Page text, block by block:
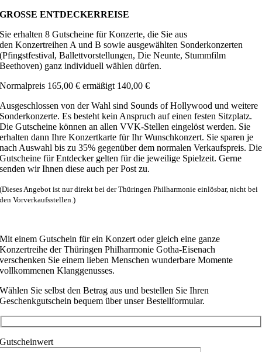
GROSSE ENTDECKERREISE
Sie erhalten 8 Gutscheine für Konzerte, die Sie aus
den Konzertreihen A und B sowie ausgewählten Sonderkonzerten
(Pfingstfestival, Ballettvorstellungen, Die Neunte, Stummfilm
Beethoven) ganz individuell wählen dürfen.
Normalpreis 165,00 € ermäßigt 140,00 €
Ausgeschlossen von der Wahl sind Sounds of Hollywood und weitere
Sonderkonzerte. Es besteht kein Anspruch auf einen festen Sitzplatz.
Die Gutscheine können an allen VVK-Stellen eingelöst werden. Sie
erhalten dann Ihre Konzertkarte für Ihr Wunschkonzert. Sie sparen je
nach Auswahl bis zu 35% gegenüber dem normalen Verkaufspreis. Die
Gutscheine für Entdecker gelten für die jeweilige Spielzeit. Gerne
senden wir Ihnen diese auch per Post zu.
(Dieses Angebot ist nur direkt bei der Thüringen Philharmonie einlösbar, nicht bei
den Vorverkaufsstellen.)
Mit einem Gutschein für ein Konzert oder gleich eine ganze
Konzertreihe der Thüringen Philharmonie Gotha-Eisenach
verschenken Sie einem lieben Menschen wunderbare Momente
vollkommenen Klanggenusses.
Wählen Sie selbst den Betrag aus und bestellen Sie Ihren
Geschenkgutschein bequem über unser Bestellformular.
Gutscheinwert